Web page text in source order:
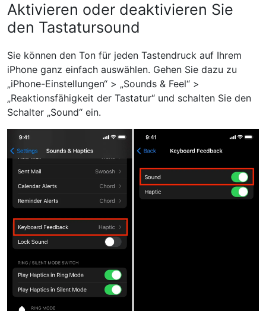
Aktivieren oder deaktivieren Sie
den Tastatursound
Sie können den Ton für jeden Tastendruck auf Ihrem
iPhone ganz einfach auswählen. Gehen Sie dazu zu
„iPhone-Einstellungen“ > „Sounds & Feel“ >
„Reaktionsfähigkeit der Tastatur“ und schalten Sie den
Schalter „Sound“ ein.